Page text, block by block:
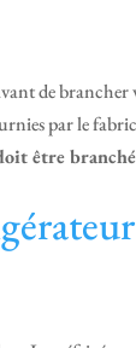
de
par le
être